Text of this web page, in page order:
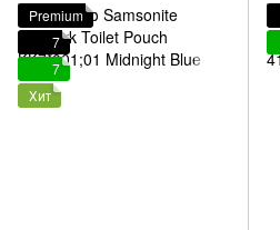
Premium
7
7
Хит